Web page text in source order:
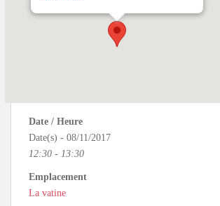
Date / Heure
Date(s) - 08/11/2017
12:30 - 13:30
Emplacement
La vatine